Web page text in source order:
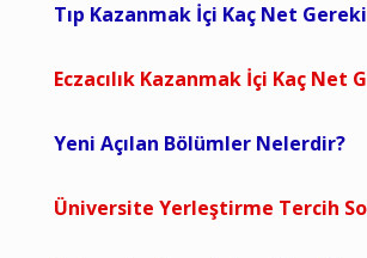
Tıp Kazanmak İçi Kaç Net
Eczacılık Kazanmak İçi Kaç Net
Yeni Açılan Bölümler Nelerdir?
Üniversite Yerleştirme Tercih